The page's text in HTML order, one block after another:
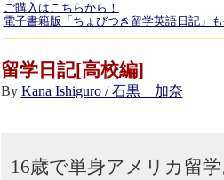
ご購入はこちらから！
電子書籍版「ちょびつき留学英語日記」
留学日記[高校編]
By Kana Ishiguro / 石黒 加奈
16歳で単身アメリカ留